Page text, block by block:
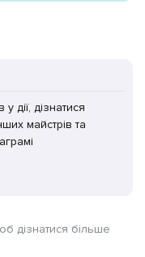
дії, дізнатися
майстрів та
дізнатися більше